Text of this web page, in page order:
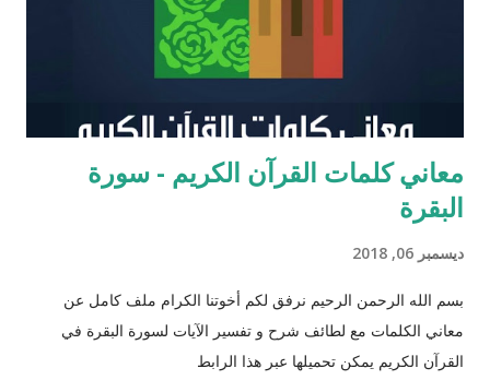
السلام سبقه ! כי ראויה הייתה התורה להינתן על י...
معاني كلمات القرآن الكريم - سورة
البقرة
ديسمبر 06, 2018
بسم الله الرحمن الرحيم نرفق لكم أخوتنا الكرام ملف كامل عن
معاني الكلمات مع لطائف شرح و تفسير الآيات لسورة البقرة في
القرآن الكريم يمكن تحميلها عبر هذا الرابط